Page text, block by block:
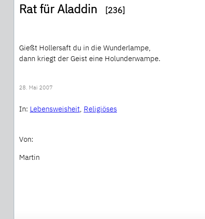
Rat für Aladdin [236]
Gießt Hollersaft du in die Wunderlampe,
dann kriegt der Geist eine Holunderwampe.
28. Mai 2007
In: Lebensweisheit, Religiöses
Von:
Martin